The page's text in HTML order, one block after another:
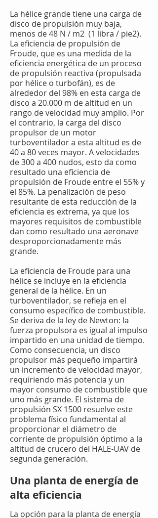
La hélice grande tiene una carga de
disco de propulsión muy baja,
menos de 48 N / m2 (1 libra / pie2).
La eficiencia de propulsión de
Froude, que es una medida de la
eficiencia energética de un proceso
de propulsión reactiva (propulsada
por hélice o turbofán), es de
alrededor del 98% en esta carga de
disco a 20.000 m de altitud en un
rango de velocidad muy amplio. Por
el contrario, la carga del disco
propulsor de un motor
turboventilador a esta altitud es de
40 a 80 veces mayor. A velocidades
de 300 a 400 nudos, esto da como
resultado una eficiencia de
propulsión de Froude entre el 55% y
el 85%. La penalización de peso
resultante de esta reducción de la
eficiencia es extrema, ya que los
mayores requisitos de combustible
dan como resultado una aeronave
desproporcionadamente más
grande.
La eficiencia de Froude para una
hélice se incluye en la eficiencia
general de la hélice. En un
turboventilador, se refleja en el
consumo específico de combustible.
Se deriva de la ley de Newton: la
fuerza propulsora es igual al impulso
impartido en una unidad de tiempo.
Como consecuencia, un disco
propulsor más pequeño impartirá
un incremento de velocidad mayor,
requiriendo más potencia y un
mayor consumo de combustible que
uno más grande. El sistema de
propulsión SX 1500 resuelve este
problema físico fundamental al
proporcionar el diámetro de
corriente de propulsión óptimo a la
altitud de crucero del HALE-UAV de
segunda generación.
Una planta de energía de
alta eficiencia
La opción para la planta de energía